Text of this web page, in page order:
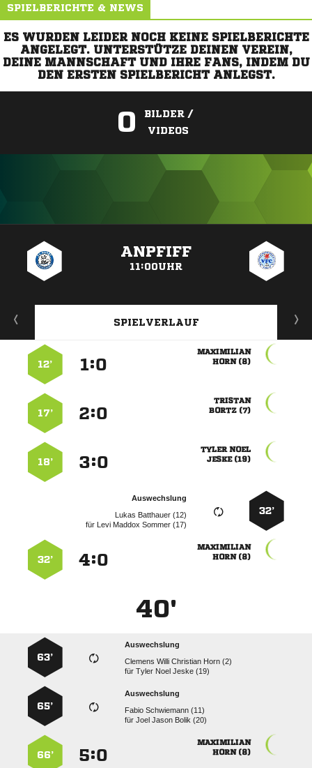
SPIELBERICHTE & NEWS
ES WURDEN LEIDER NOCH KEINE SPIELBERICHTE
ANGELEGT. UNTERSTÜTZE DEINEN VEREIN,
DEINE MANNSCHAFT UND IHRE FANS, INDEM DU
DEN ERSTEN SPIELBERICHT ANLEGST.
0
BILDER /
VIDEOS
ANPFIFF
11:00UHR
SPIELVERLAUF

 
:
12’

 
:
17’
 
 
:
18’
32’
Auswechslung
  
für    

 
:
32’
40'
Auswechslung
    
für   
63’
Auswechslung
  
für   
65’

 
:
66’